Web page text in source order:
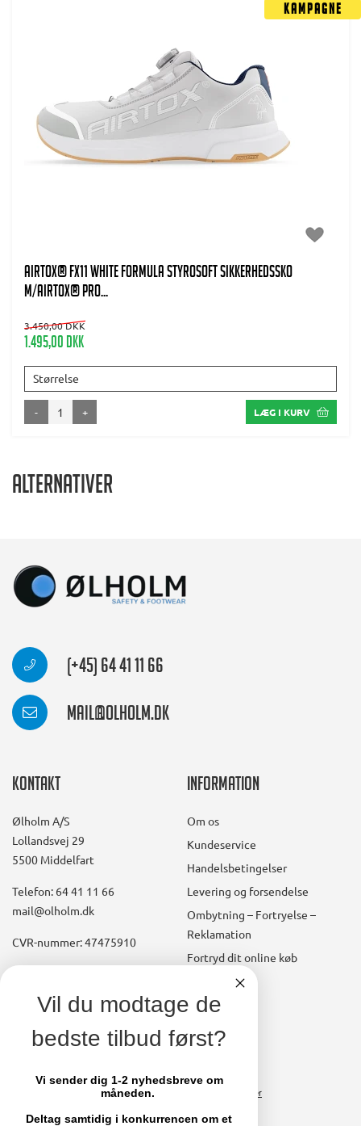
Kampagne
AIRTOX® FX11 WHITE Formula Styrosoft Sikkerhedssko
m/AIRTOX® PRO...
3.450,00 DKK
1.495,00 DKK
Størrelse
- + LÆG I KURV
Alternativer
(+45) 64 41 11 66
mail@olholm.dk
Kontakt
Ølholm A/S
Lollandsvej 29
5500 Middelfart
Telefon: 64 41 11 66
mail@olholm.dk
CVR-nummer: 47475910
Information
Om os
Kundeservice
Handelsbetingelser
Levering og forsendelse
Ombytning – Fortryelse –
Reklamation
Fortryd dit online køb
Konto
Brugerkonto, startside
Fakturaer
square
facebook
Vil du modtage de
bedste tilbud først?
Vi sender dig 1-2 nyhedsbreve om
måneden.
Deltag samtidig i konkurrencen om et